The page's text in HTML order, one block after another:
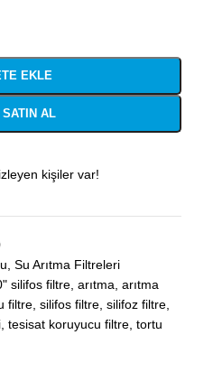
EKLE
AL
kişiler var!
Su Arıtma Filtreleri
silifos filtre arıtma arıtma
filtre silifos filtre silifoz filtre
tesisat koruyucu filtre tortu